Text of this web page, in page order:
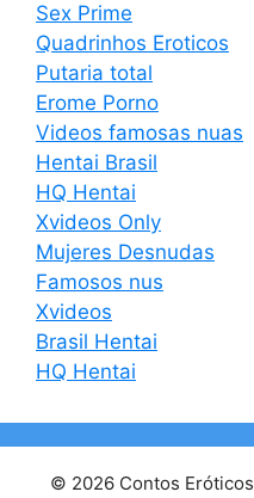
Sex Prime
Quadrinhos Eroticos
Putaria total
Erome Porno
Videos famosas nuas
Hentai Brasil
HQ Hentai
Xvideos Only
Mujeres Desnudas
Famosos nus
Xvideos
Brasil Hentai
HQ Hentai
© 2026 Contos Eróticos